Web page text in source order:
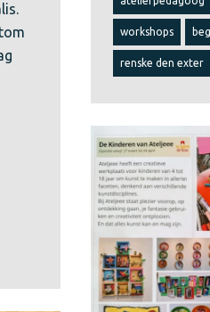
workshops
renske den exter